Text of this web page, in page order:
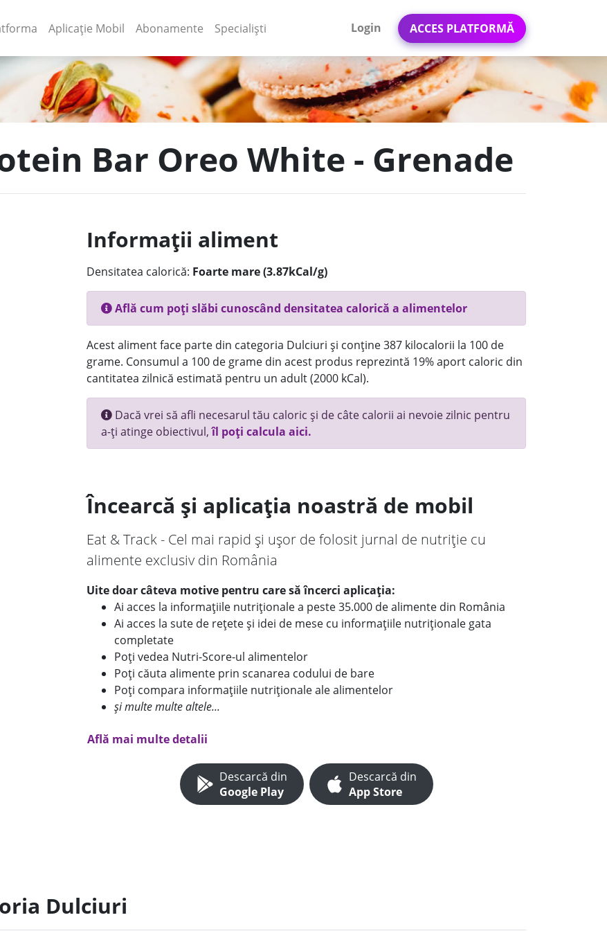
(current)
Aplicație Mobil (current)
Abonamente Specialiști Login ACCES PLATFORMĂ
Bar Oreo White - Grenade
Informații aliment
Densitatea calorică: Foarte mare (3.87kCal/g)
Află cum poți slăbi cunoscând densitatea calorică a alimentelor
Acest aliment face parte din categoria Dulciuri și conține 387 kilocalorii la 100 de
grame. Consumul a 100 de grame din acest produs reprezintă 19% aport caloric din
cantitatea zilnică estimată pentru un adult (2000 kCal).
Dacă vrei să afli necesarul tău caloric și de câte calorii ai nevoie zilnic pentru
a-ți atinge obiectivul,îl poți calcula aici.
Încearcă și aplicația noastră de mobil
Eat & Track - Cel mai rapid și ușor de folosit jurnal de nutriție cu
alimente exclusiv din România
Uite doar câteva motive pentru care să încerci aplicația:
Ai acces la informațiile nutriționale a peste 35.000 de alimente din România
Ai acces la sute de rețete și idei de mese cu informațiile nutriționale gata
completate
Poți vedea Nutri-Score-ul alimentelor
Poți căuta alimente prin scanarea codului de bare
Poți compara informațiile nutriționale ale alimentelor
și multe multe altele...
Află mai multe detalii
Descarcă din
Google Play
Descarcă din
App Store
Dulciuri